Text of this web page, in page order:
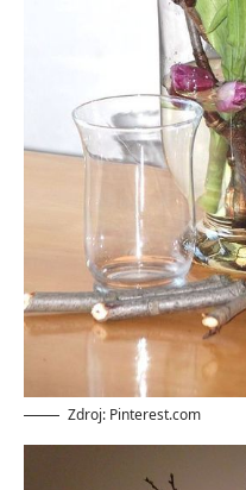
Zdroj: Pinterest.com